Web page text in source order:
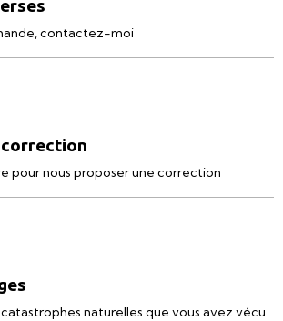
contactez-moi
pour nous proposer une correction
naturelles que vous avez vécu